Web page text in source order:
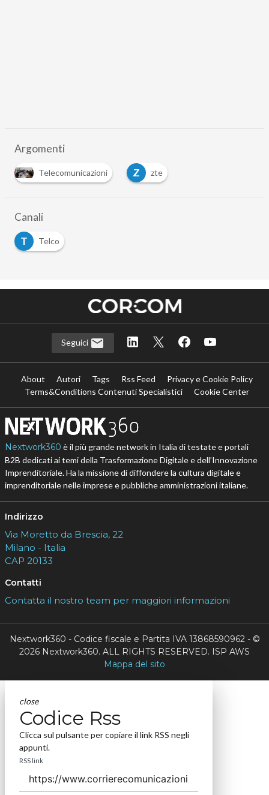
Argomenti
Telecomunicazioni Z zte
Canali
T
Telco
Seguici
About Autori Tags Rss Feed
Privacy e Cookie Policy
Terms&Conditions Contenuti Specialistici
Cookie Center
Nextwork360 è il più grande network in Italia di testate e portali
B2B dedicati ai temi della Trasformazione Digitale e dell’Innovazione
Imprenditoriale. Ha la missione di diffondere la cultura digitale e
imprenditoriale nelle imprese e pubbliche amministrazioni italiane.
Indirizzo
Via Moretto da Brescia, 22
Milano - Italia
CAP 20133
Contatti
Contatta il nostro team per maggiori informazioni
Nextwork360 - Codice fiscale e Partita IVA 13868590962 - ©
2026 Nextwork360. ALL RIGHTS RESERVED. ISP AWS
Mappa del sito
close
Codice Rss
Clicca sul pulsante per copiare il link RSS negli
appunti.
RSS link